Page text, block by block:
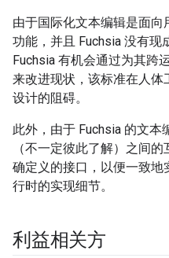
由于国际化文本编辑是面
功能，并且 Fuchsia 没有
Fuchsia 有机会通过为其跨
来改进现状，该标准在人体
设计的阻碍。
此外，由于 Fuchsia 的文
（不一定彼此了解）之间
确定义的接口，以便一致
行时的实现细节。
利益相关方